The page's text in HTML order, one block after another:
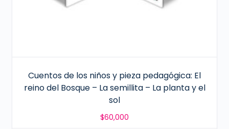
Cuentos de los niños y pieza pedagógica: El
reino del Bosque – La semillita – La planta y el
sol
$60,000